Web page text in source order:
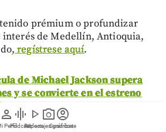
person
Perfil
graphic_eq
Pódcast
play_arrow
Videos
photo_camera
Reportajes gráficos
account_circle
Suscríbete
prémium o profundizar
interés de Medellín, Antioquia,
regístrese aquí.
de Michael Jackson supera
y se convierte en el estreno